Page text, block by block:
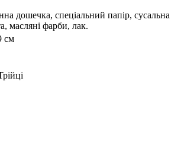
дошечка, спеціальний папір, сусальна
масляні фарби, лак.
см